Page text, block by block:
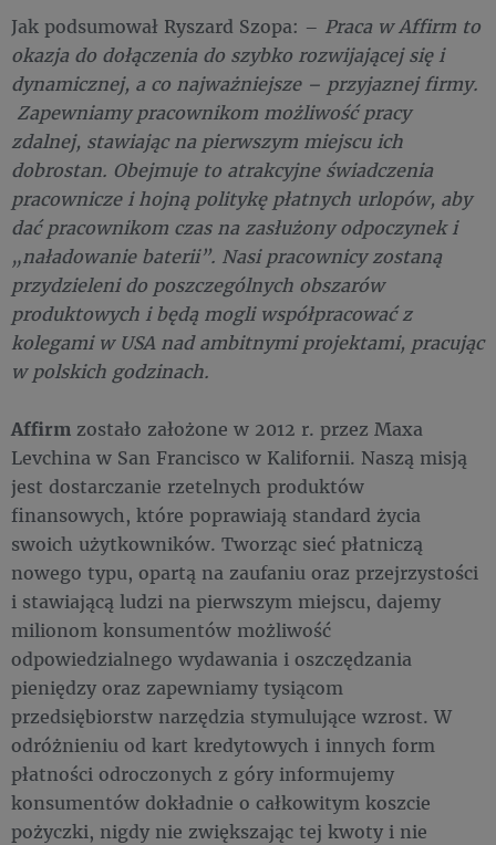
Jak podsumował Ryszard Szopa: – Praca w Affirm to
okazja do dołączenia do szybko rozwijającej się i
dynamicznej, a co najważniejsze – przyjaznej firmy.
Zapewniamy pracownikom możliwość pracy
zdalnej, stawiając na pierwszym miejscu ich
dobrostan. Obejmuje to atrakcyjne świadczenia
pracownicze i hojną politykę płatnych urlopów, aby
dać pracownikom czas na zasłużony odpoczynek i
„naładowanie baterii”. Nasi pracownicy zostaną
przydzieleni do poszczególnych obszarów
produktowych i będą mogli współpracować z
kolegami w USA nad ambitnymi projektami, pracując
w polskich godzinach.
Affirm zostało założone w 2012 r. przez Maxa
Levchina w San Francisco w Kalifornii. Naszą misją
jest dostarczanie rzetelnych produktów
finansowych, które poprawiają standard życia
swoich użytkowników. Tworząc sieć płatniczą
nowego typu, opartą na zaufaniu oraz przejrzystości
i stawiającą ludzi na pierwszym miejscu, dajemy
milionom konsumentów możliwość
odpowiedzialnego wydawania i oszczędzania
pieniędzy oraz zapewniamy tysiącom
przedsiębiorstw narzędzia stymulujące wzrost. W
odróżnieniu od kart kredytowych i innych form
płatności odroczonych z góry informujemy
konsumentów dokładnie o całkowitym koszcie
pożyczki, nigdy nie zwiększając tej kwoty i nie